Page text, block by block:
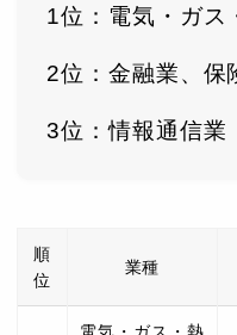
1位：電気・ガス
2位：金融業、保
3位：情報通信業
順
位
業種